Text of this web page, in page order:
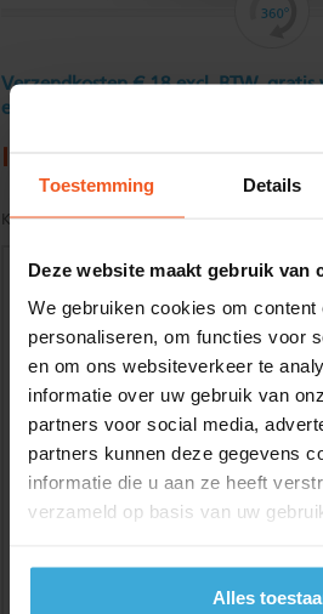
Toestemming Details
Deze website maakt gebruik van
We gebruiken cookies om content
personaliseren, om functies voor
en om ons websiteverkeer te
informatie over uw gebruik van
partners voor social media,
partners kunnen deze gegevens
informatie die u aan ze heeft
verzameld op basis van uw
Alles
Verzendkosten € 18 excl. BTW,
excl. BTW
Kwaliteit: S235JR volgens EN10025
Gewenste
lengtemaat in
(max. 2000 mm)
+/- 2 mm
Materiaalkosten